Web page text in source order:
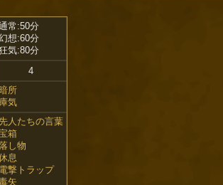
常:50分
想:60分
気:80分
4
暗所
気
人たちの言葉
箱
し物
息
電撃トラップ
矢